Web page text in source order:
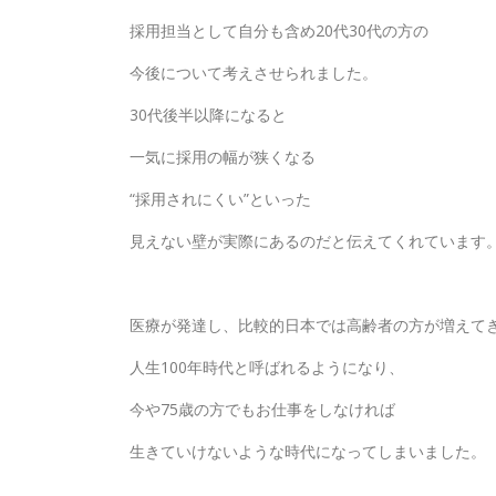
採用担当として自分も含め20代30代の方の
今後について考えさせられました。
30代後半以降になると
一気に採用の幅が狭くなる
“採用されにくい”といった
見えない壁が実際にあるのだと伝えてくれています
医療が発達し、比較的日本では高齢者の方が増えて
人生100年時代と呼ばれるようになり、
今や75歳の方でもお仕事をしなければ
生きていけないような時代になってしまいました。